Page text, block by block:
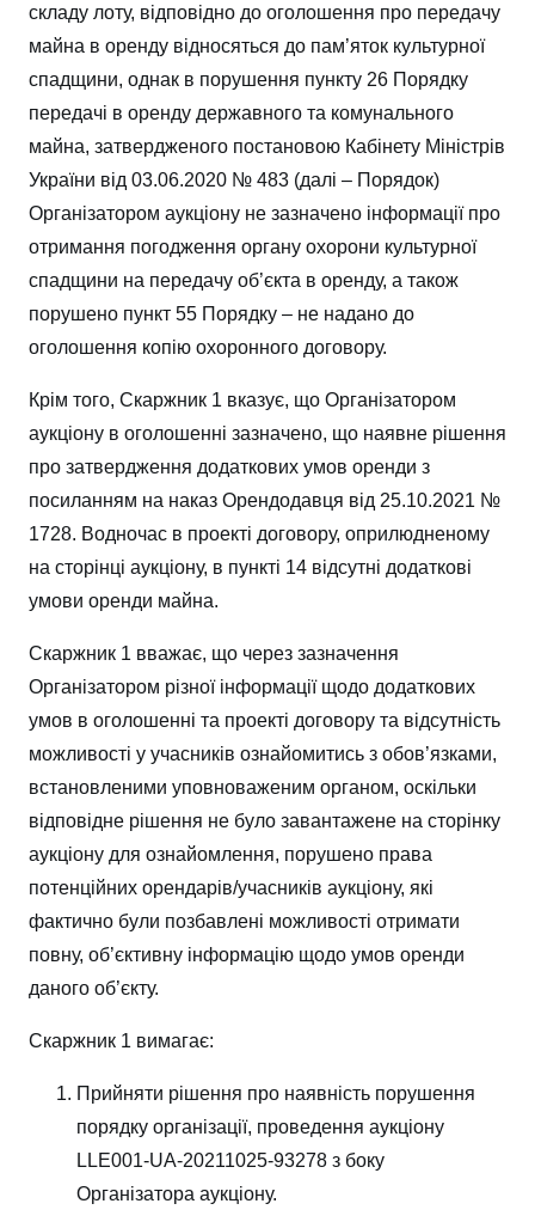
складу лоту, відповідно до оголошення про передачу
майна в оренду відносяться до пам’яток культурної
спадщини, однак в порушення пункту 26 Порядку
передачі в оренду державного та комунального
майна, затвердженого постановою Кабінету Міністрів
України від 03.06.2020 № 483 (далі – Порядок)
Організатором аукціону не зазначено інформації про
отримання погодження органу охорони культурної
спадщини на передачу об’єкта в оренду, а також
порушено пункт 55 Порядку – не надано до
оголошення копiю охоронного договору.
Крім того, Скаржник 1 вказує, що Організатором
аукціону в оголошеннi зазначено, що наявне рішення
про затвердження додаткових умов оренди з
посиланням на наказ Орендодавця від 25.10.2021 №
1728. Водночас в проектi договору, оприлюдненому
на сторінці аукціону, в пункті 14 відсутні додаткові
умови оренди майна.
Скаржник 1 вважає, що через зазначення
Організатором різної інформації щодо додаткових
умов в оголошенні та проекті договору та відсутність
можливості у учасників ознайомитись з обов’язками,
встановленими уповноваженим органом, оскільки
відповідне рішення не було завантажене на сторінку
аукціону для ознайомлення, порушено права
потенційних орендарів/учасників аукціону, які
фактично були позбавлені можливості отримати
повну, об’єктивну інформацію щодо умов оренди
даного об’єкту.
Скаржник 1 вимагає:
Прийняти рішення про наявність порушення
порядку організації, проведення аукціону
LLE001-UA-20211025-93278 з боку
Організатора аукціону.